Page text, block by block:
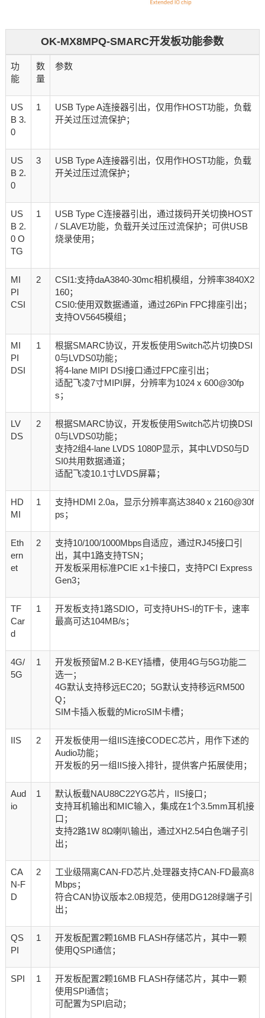
OK-MX8MPQ-SMARC开发板功能参数
功
能
数
量
参数
US
B 3.
0
1
USB Type A连接器引出，仅用作HOST功能，负载
开关过压过流保护；
US
B 2.
0
3
USB Type A连接器引出，仅用作HOST功能，负载
开关过压过流保护；
US
B 2.
0 O
TG
1
USB Type C连接器引出，通过拨码开关切换HOST
/ SLAVE功能，负载开关过压过流保护；可供USB
烧录使用；
MI
PI
CSI
2
CSI1:支持daA3840-30mc相机模组，分辨率3840X2
160；
CSI0:使用双数据通道，通过26Pin FPC排座引出；
支持OV5645模组；
MI
PI
DSI
1
根据SMARC协议，开发板使用Switch芯片切换DSI
0与LVDS0功能；
将4-lane MIPI DSI接口通过FPC座引出；
适配飞凌7寸MIPI屏，分辨率为1024 x 600@30fp
s；
LV
DS
2
根据SMARC协议，开发板使用Switch芯片切换DSI
0与LVDS0功能；
支持2组4-lane LVDS 1080P显示，其中LVDS0与D
SI0共用数据通道；
适配飞凌10.1寸LVDS屏幕；
HD
MI
1
支持HDMI 2.0a，显示分辨率高达3840 x 2160@30f
ps；
Eth
ern
et
2
支持10/100/1000Mbps自适应，通过RJ45接口引
出，其中1路支持TSN；
开发板采用标准PCIE x1卡接口，支持PCI Express
Gen3；
TF
Car
d
1
开发板支持1路SDIO，可支持UHS-I的TF卡，速率
最高可达104MB/s；
4G/
5G
1
开发板预留M.2 B-KEY插槽，使用4G与5G功能二
选一；
4G默认支持移远EC20；5G默认支持移远RM500
Q；
SIM卡插入板载的MicroSIM卡槽；
IIS 2
开发板使用一组IIS连接CODEC芯片，用作下述的
Audio功能；
开发板的另一组IIS接入排针，提供客户拓展使用；
Aud
io
1
默认板载NAU88C22YG芯片，IIS接口；
支持耳机输出和MIC输入，集成在1个3.5mm耳机接
口；
支持2路1W 8Ω喇叭输出，通过XH2.54白色端子引
出；
CA
N-F
D
2
工业级隔离CAN-FD芯片,处理器支持CAN-FD最高8
Mbps；
符合CAN协议版本2.0B规范，使用DG128绿端子引
出；
QS
PI
1
开发板配置2颗16MB FLASH存储芯片，其中一颗
使用QSPI通信；
SPI 1
开发板配置2颗16MB FLASH存储芯片，其中一颗
使用SPI通信；
可配置为SPI启动；